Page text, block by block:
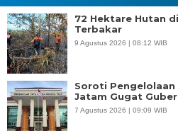
72 Hektare Hutan
Terbakar
9 Agustus 2026 | 08:12 WIB
Soroti Pengelolaan
Jatam Gugat
7 Agustus 2026 | 09:09 WIB